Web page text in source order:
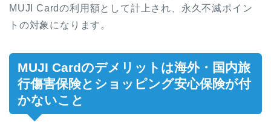
MUJI Cardの利用額として計上され、永久不滅ポイン
トの対象になります。
MUJI Cardのデメリットは海外・国内旅
行傷害保険とショッピング安心保険が付
かないこと